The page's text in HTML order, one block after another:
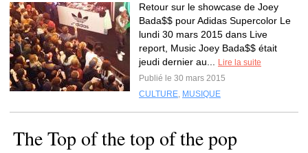
Retour sur le showcase de Joey
Bada$$ pour Adidas Supercolor Le
lundi 30 mars 2015 dans Live
report, Music Joey Bada$$ était
jeudi dernier au...
Lire la suite
Publié le 30 mars 2015
CULTURE, MUSIQUE
The Top of the top of the pop